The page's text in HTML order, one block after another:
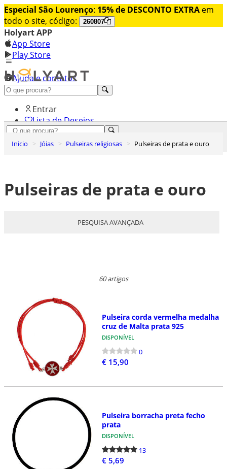
Especial São Lourenço: 15% de DESCONTO EXTRA em
todo o site, código:
260807
Holyart APP
App Store
Play Store
Ajuda e contatos
Conheça premium
Entrar
Lista de Desejos
Carrinho de Compras
Inicio Jóias Pulseiras religiosas Pulseiras de prata e ouro
Pulseiras de prata e ouro
PESQUISA AVANÇADA
60 artigos
Pulseira corda vermelha medalha
cruz de Malta prata 925
DISPONÍVEL
0
€ 15,90
Pulseira borracha preta fecho
prata
DISPONÍVEL
13
€ 5,69